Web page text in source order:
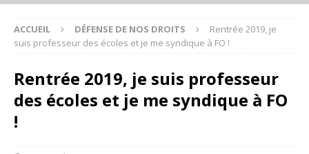
ACCUEIL DÉFENSE DE NOS DROITS
Rentrée 2019, je
suis professeur des écoles et je me syndique à FO !
Rentrée 2019, je suis professeur
des écoles et je me syndique à FO
!